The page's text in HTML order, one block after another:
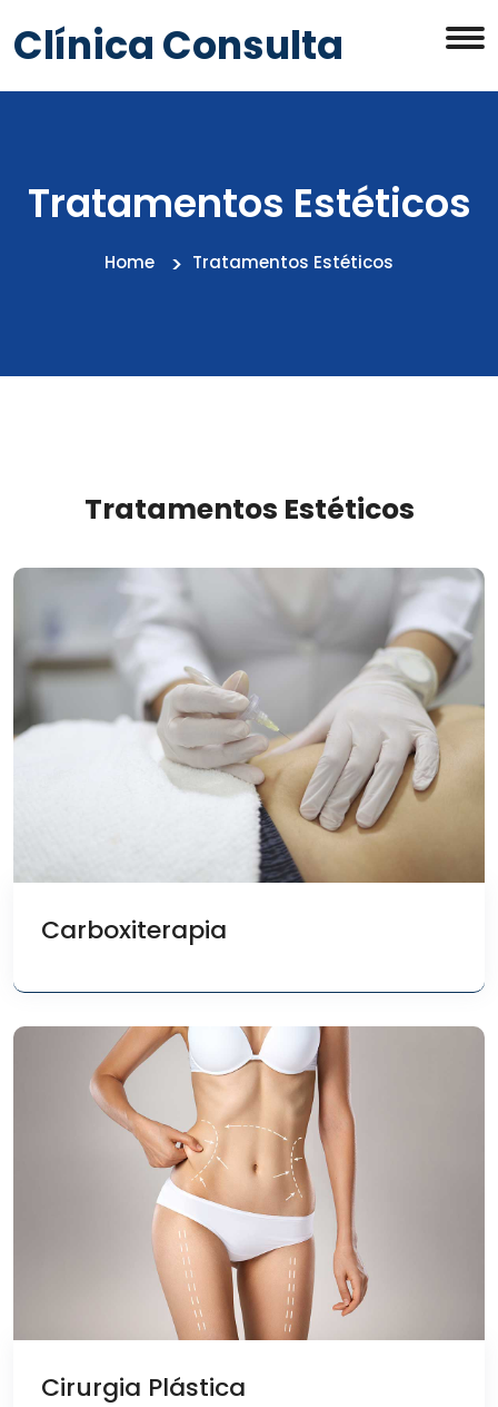
Clínica Consulta
Tratamentos Estéticos
Home Tratamentos Estéticos
Tratamentos Estéticos
Carboxiterapia
Cirurgia Plástica